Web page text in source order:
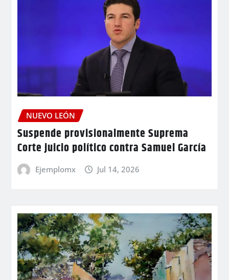
NUEVO LEÓN
Suspende provisionalmente Suprema
Corte juicio político contra Samuel García
Ejemplomx Jul 14, 2026